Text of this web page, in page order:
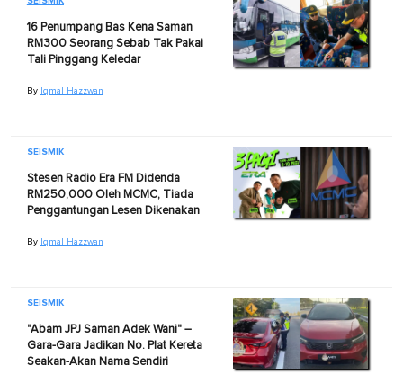
16 Penumpang Bas Kena Saman
RM300 Seorang Sebab Tak Pakai
Tali Pinggang Keledar
By Iqmal Hazzwan
SEISMIK
Stesen Radio Era FM Didenda
RM250,000 Oleh MCMC, Tiada
Penggantungan Lesen Dikenakan
By Iqmal Hazzwan
SEISMIK
"Abam JPJ Saman Adek Wani" –
Gara-Gara Jadikan No. Plat Kereta
Seakan-Akan Nama Sendiri